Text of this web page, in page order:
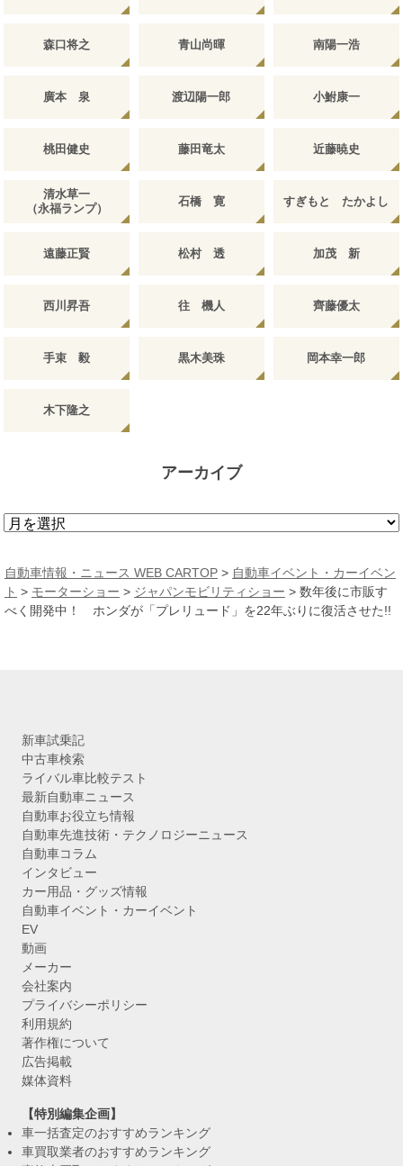
森口将之 青山尚暉 南陽一浩
廣本 泉 渡辺陽一郎 小鮒康一
桃田健史 藤田竜太 近藤暁史
清水草一
（永福ランプ）
石橋 寛 すぎもと たかよし
遠藤正賢 松村 透 加茂 新
西川昇吾 往 機人 齊藤優太
手束 毅 黒木美珠 岡本幸一郎
木下隆之
アーカイブ
ア
カ
イ
ブ
自動車情報・ニュース WEB CARTOP > 自動車イベント・カーイベン
ト > モーターショー > ジャパンモビリティショー > 数年後に市販す
べく開発中！ ホンダが「プレリュード」を22年ぶりに復活させた!!
新車試乗記
中古車検索
ライバル車比較テスト
最新自動車ニュース
自動車お役立ち情報
自動車先進技術・テクノロジーニュース
自動車コラム
インタビュー
カー用品・グッズ情報
自動車イベント・カーイベント
EV
動画
メーカー
会社案内
プライバシーポリシー
利用規約
著作権について
広告掲載
媒体資料
【特別編集企画】
車一括査定のおすすめランキング
車買取業者のおすすめランキング